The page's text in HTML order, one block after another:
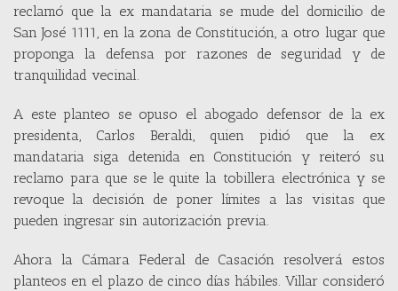
reclamó que la ex mandataria se mude del domicilio de
San José 1111, en la zona de Constitución, a otro lugar que
proponga la defensa por razones de seguridad y de
tranquilidad vecinal.
A este planteo se opuso el abogado defensor de la ex
presidenta, Carlos Beraldi, quien pidió que la ex
mandataria siga detenida en Constitución y reiteró su
reclamo para que se le quite la tobillera electrónica y se
revoque la decisión de poner límites a las visitas que
pueden ingresar sin autorización previa.
Ahora la Cámara Federal de Casación resolverá estos
planteos en el plazo de cinco días hábiles. Villar consideró